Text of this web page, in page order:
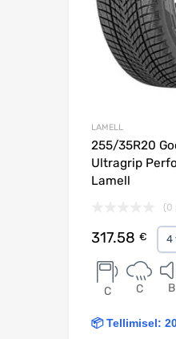
LAMELL
255/35R20
Ultragrip
Lamell
(0
317.58 € 4
C C B
📦 Tellimisel: